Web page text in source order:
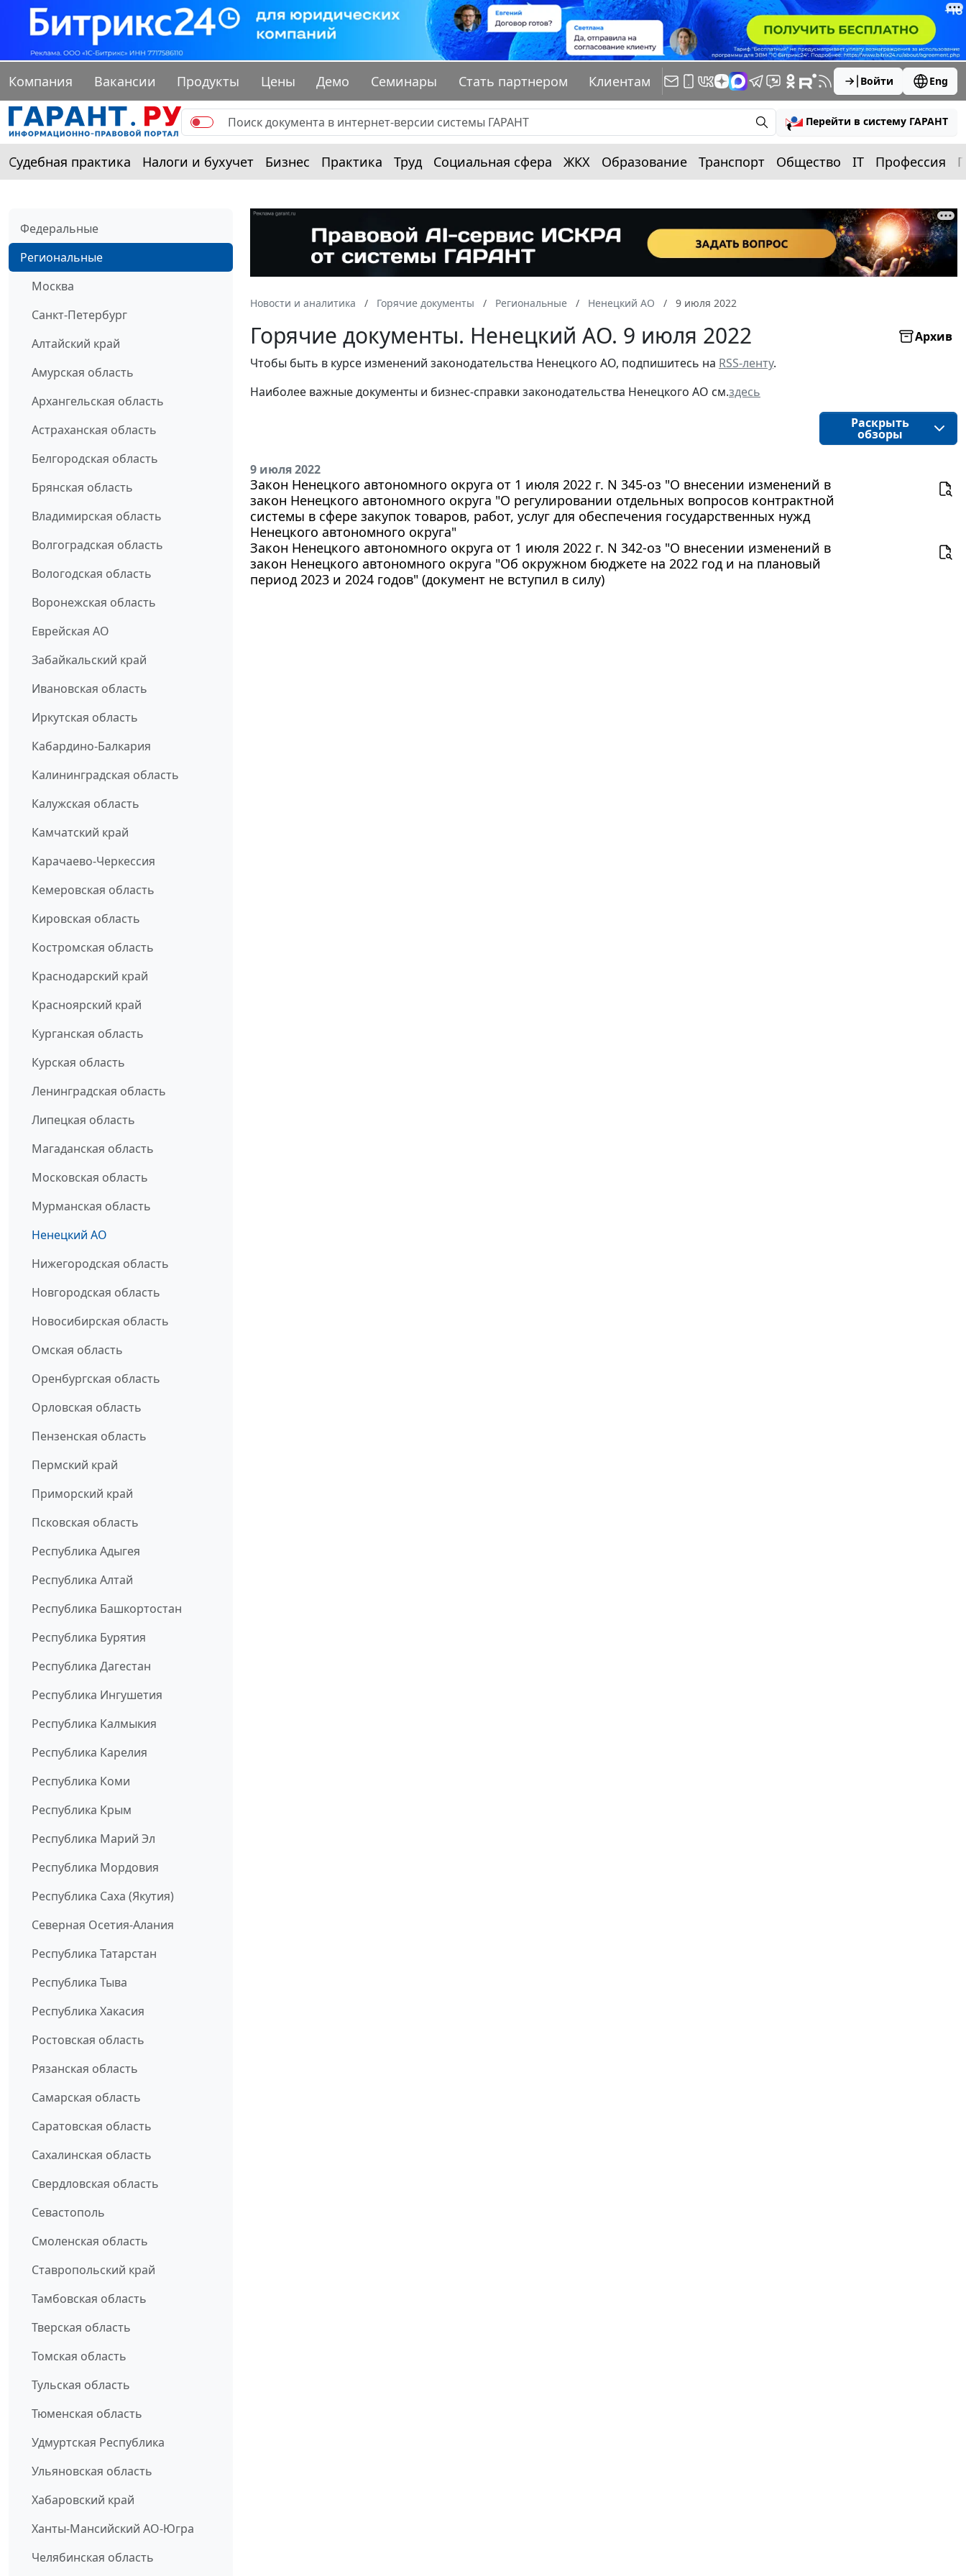
Компания Вакансии Продукты Цены Демо Семинары Стать партнером Клиентам Войти Eng
Перейти в систему ГАРАНТ
Судебная практика Налоги и бухучет Бизнес Практика Труд Социальная сфера ЖКХ Образование Транспорт Общество IT Профессия
Федеральные
Региональные
Москва
Санкт-Петербург
Алтайский край
Амурская область
Архангельская область
Астраханская область
Белгородская область
Брянская область
Владимирская область
Волгоградская область
Вологодская область
Воронежская область
Еврейская АО
Забайкальский край
Ивановская область
Иркутская область
Кабардино-Балкария
Калининградская область
Калужская область
Камчатский край
Карачаево-Черкессия
Кемеровская область
Кировская область
Костромская область
Краснодарский край
Красноярский край
Курганская область
Курская область
Ленинградская область
Липецкая область
Магаданская область
Московская область
Мурманская область
Ненецкий АО
Нижегородская область
Новгородская область
Новосибирская область
Омская область
Оренбургская область
Орловская область
Пензенская область
Пермский край
Приморский край
Псковская область
Республика Адыгея
Республика Алтай
Республика Башкортостан
Республика Бурятия
Республика Дагестан
Республика Ингушетия
Республика Калмыкия
Республика Карелия
Республика Коми
Республика Крым
Республика Марий Эл
Республика Мордовия
Республика Саха (Якутия)
Северная Осетия-Алания
Республика Татарстан
Республика Тыва
Республика Хакасия
Ростовская область
Рязанская область
Самарская область
Саратовская область
Сахалинская область
Свердловская область
Севастополь
Смоленская область
Ставропольский край
Тамбовская область
Тверская область
Томская область
Тульская область
Тюменская область
Удмуртская Республика
Ульяновская область
Хабаровский край
Ханты-Мансийский АО-Югра
Челябинская область
Новости и аналитика Горячие документы Региональные Ненецкий АО 9 июля 2022
Горячие документы. Ненецкий АО. 9 июля 2022
Архив
Чтобы быть в курсе изменений законодательства Ненецкого АО, подпишитесь на RSS-ленту.
Наиболее важные документы и бизнес-справки законодательства Ненецкого АО см.здесь
Раскрыть
обзоры
9 июля 2022
Закон Ненецкого автономного округа от 1 июля 2022 г. N 345-оз "О внесении изменений в
закон Ненецкого автономного округа "О регулировании отдельных вопросов контрактной
системы в сфере закупок товаров, работ, услуг для обеспечения государственных нужд
Ненецкого автономного округа"
Закон Ненецкого автономного округа от 1 июля 2022 г. N 342-оз "О внесении изменений в
закон Ненецкого автономного округа "Об окружном бюджете на 2022 год и на плановый
период 2023 и 2024 годов" (документ не вступил в силу)